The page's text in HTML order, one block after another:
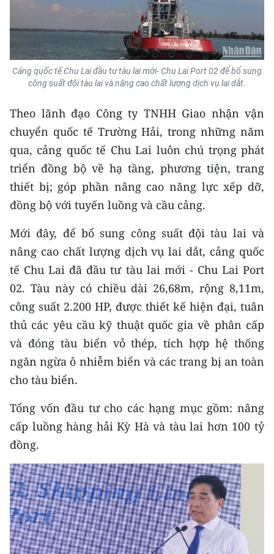
Cảng quốc tế Chu Lai đầu tư tàu lai mới- Chu Lai Port 02 để bổ sung
công suất đội tàu lai và nâng cao chất lượng dịch vụ lai dắt.
Theo lãnh đạo Công ty TNHH Giao nhận vận
chuyển quốc tế Trường Hải, trong những năm
qua, cảng quốc tế Chu Lai luôn chú trọng phát
triển đồng bộ về hạ tầng, phương tiện, trang
thiết bị; góp phần nâng cao năng lực xếp dỡ,
đồng bộ với tuyến luồng và cầu cảng.
Mới đây, để bổ sung công suất đội tàu lai và
nâng cao chất lượng dịch vụ lai dắt, cảng quốc
tế Chu Lai đã đầu tư tàu lai mới - Chu Lai Port
02. Tàu này có chiều dài 26,68m, rộng 8,11m,
công suất 2.200 HP, được thiết kế hiện đại, tuân
thủ các yêu cầu kỹ thuật quốc gia về phân cấp
và đóng tàu biển vỏ thép, tích hợp hệ thống
ngăn ngừa ô nhiễm biển và các trang bị an toàn
cho tàu biển.
Tổng vốn đầu tư cho các hạng mục gồm: nâng
cấp luồng hàng hải Kỳ Hà và tàu lai hơn 100 tỷ
đồng.